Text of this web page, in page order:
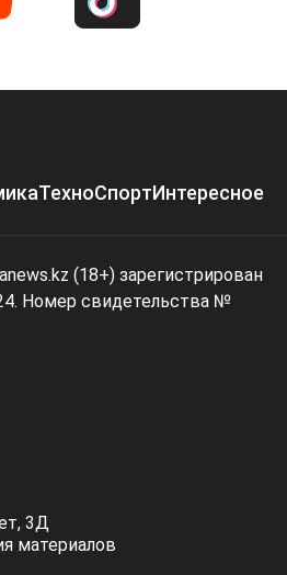
ТехноСпортИнтересное
(18+) зарегистрирован
Номер свидетельства №
3Д
материалов